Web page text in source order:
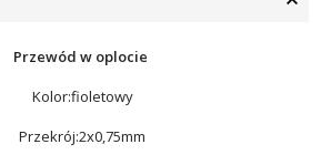
Przewód w oplocie
Kolor:fioletowy
Przekrój:2x0,75mm